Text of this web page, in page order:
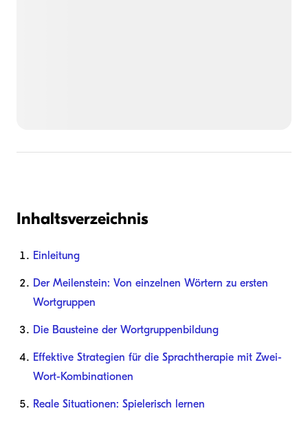
Inhaltsverzeichnis
Einleitung
Der Meilenstein: Von einzelnen Wörtern zu ersten
Wortgruppen
Die Bausteine der Wortgruppenbildung
Effektive Strategien für die Sprachtherapie mit Zwei-
Wort-Kombinationen
Reale Situationen: Spielerisch lernen